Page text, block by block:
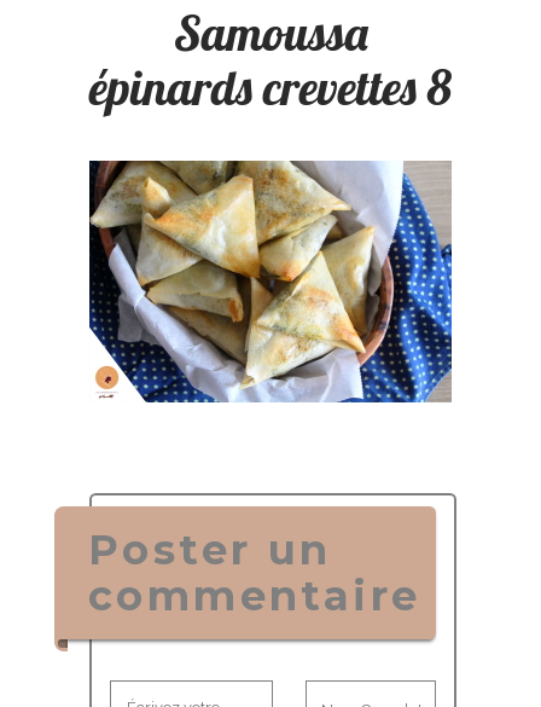
Samoussa
épinards crevettes 8
Poster un
commentaire